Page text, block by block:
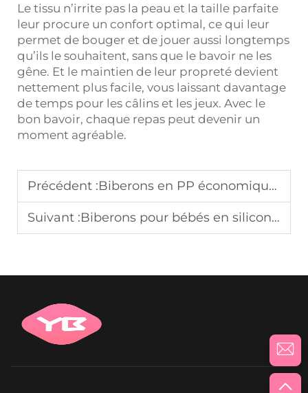
Le tissu n’irrite pas la peau et la taille parfaite
leur procure un confort optimal, ce qui leur
permet de bouger et de jouer aussi longtemps
qu’ils le souhaitent, sans que le bavoir ne les
gêne. Et le maintien de leur propreté devient
nettement plus facile, vous laissant davantage
de temps pour les câlins et les jeux. Avec le
bon bavoir, chaque repas peut devenir un
moment agréable.
Précédent :Biberons en PP économiques
Suivant :Biberons pour bébés en silicone antidérapant